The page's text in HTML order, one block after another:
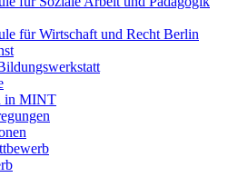
für Wirtschaft und Recht Berlin
in MINT